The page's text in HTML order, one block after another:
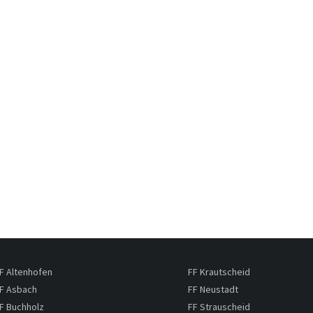
Altenhofen
Asbach
Buchholz
FF Krautscheid
FF Neustadt
FF Strauscheid